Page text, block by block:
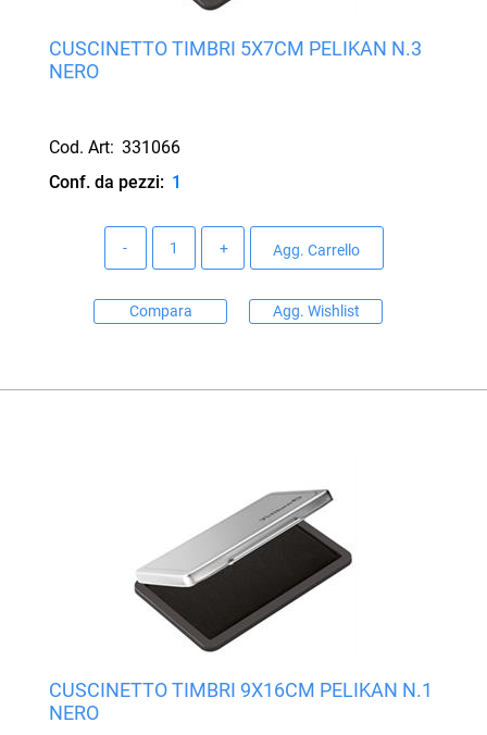
CUSCINETTO TIMBRI 5X7CM PELIKAN N.3
NERO
Cod. Art: 331066
Conf. da pezzi: 1
Agg. Carrello
Compara Agg. Wishlist
CUSCINETTO TIMBRI 9X16CM PELIKAN N.1
NERO